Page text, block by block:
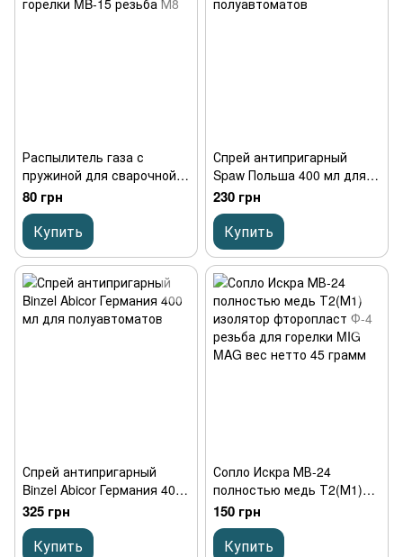
Распылитель газа с
пружиной для сварочной
горелки MB-15 резьба М8
80 грн
Купить
Спрей антипригарный
Spaw Польша 400 мл для
полуавтоматов
230 грн
Купить
Спрей антипригарный
Binzel Abicor Германия 400
мл для полуавтоматов
325 грн
Купить
Сопло Искра МВ-24
полностью медь Т2(М1)
изолятор фторопласт Ф-4
резьба для горелки MIG
MAG вес нетто 45 грамм
150 грн
Купить